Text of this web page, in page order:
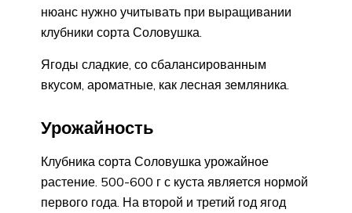
нюанс нужно учитывать при выращивании
клубники сорта Соловушка.
Ягоды сладкие, со сбалансированным
вкусом, ароматные, как лесная земляника.
Урожайность
Клубника сорта Соловушка урожайное
растение. 500-600 г с куста является нормой
первого года. На второй и третий год ягод